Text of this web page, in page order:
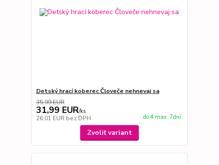
Detský hrací koberec Človeče nehnevaj sa
35,99 EUR
31,99 EUR/ks
26,01 EUR bez DPH do 4 max. 7dní
Zvoliť variant